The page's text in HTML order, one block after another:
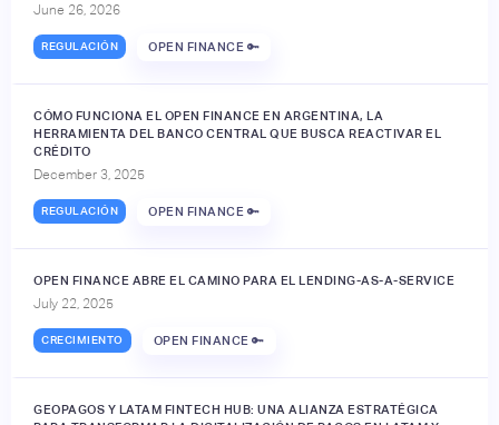
June 26, 2026
REGULACIÓN OPEN FINANCE 🔑
CÓMO FUNCIONA EL OPEN FINANCE EN ARGENTINA, LA
HERRAMIENTA DEL BANCO CENTRAL QUE BUSCA REACTIVAR EL
CRÉDITO
December 3, 2025
REGULACIÓN OPEN FINANCE 🔑
OPEN FINANCE ABRE EL CAMINO PARA EL LENDING-AS-A-SERVICE
July 22, 2025
CRECIMIENTO OPEN FINANCE 🔑
GEOPAGOS Y LATAM FINTECH HUB: UNA ALIANZA ESTRATÉGICA